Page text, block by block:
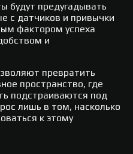
будут предугадывать
с датчиков и привычки
фактором успеха
и
превратить
пространство, где
подстраиваются под
лишь в том, насколько
к этому